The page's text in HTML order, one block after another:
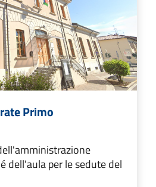
Primo
dell'aula per le sedute del